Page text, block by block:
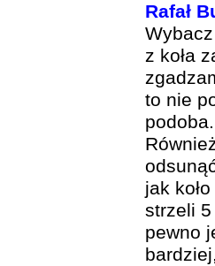
Rafał
z koła
to nie
jak
strzeli
pewno